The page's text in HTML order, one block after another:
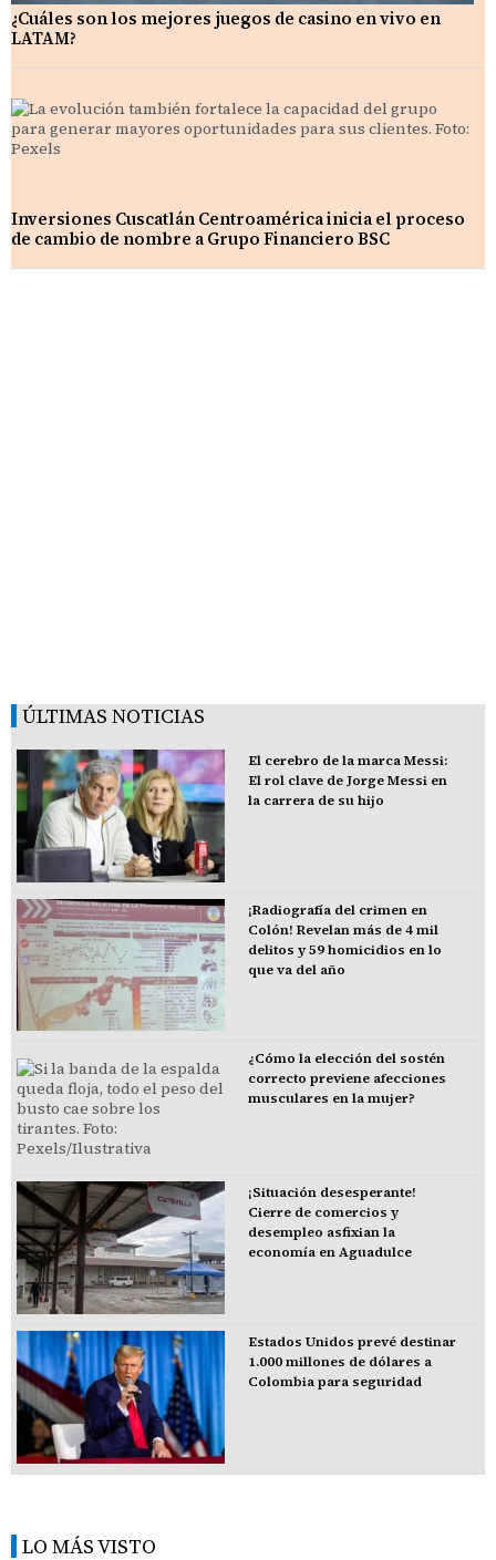
¿Cuáles son los mejores juegos de casino en vivo en
LATAM?
Inversiones Cuscatlán Centroamérica inicia el proceso
de cambio de nombre a Grupo Financiero BSC
ÚLTIMAS NOTICIAS
El cerebro de la marca Messi:
El rol clave de Jorge Messi en
la carrera de su hijo
¡Radiografía del crimen en
Colón! Revelan más de 4 mil
delitos y 59 homicidios en lo
que va del año
¿Cómo la elección del sostén
correcto previene afecciones
musculares en la mujer?
¡Situación desesperante!
Cierre de comercios y
desempleo asfixian la
economía en Aguadulce
Estados Unidos prevé destinar
1.000 millones de dólares a
Colombia para seguridad
LO MÁS VISTO